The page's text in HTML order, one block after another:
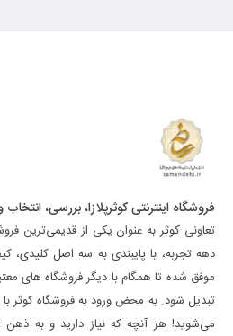
فروشگاه اینترنتی کوثرپلازا، بررسی،
تعاونی کوثر به عنوان یکی از قدیمی‌ترین
دهه تجربه، با پایبندی به سه اصل کلیدی،
موفق شده تا همگام با دیگر فروشگاه های
تبدیل شود. به محض ورود به فروشگاه کوثر با
می‌شوید! هر آنچه که نیاز دارید و به ذهن